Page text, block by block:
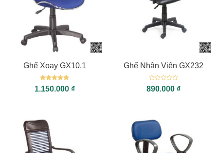
Ghế Xoay GX10.1
Được xếp
hạng55
1.150.000 ₫
Ghế Nhân Viên GX232
Được
xếp
890.000 ₫